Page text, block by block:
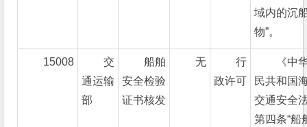
域内的沉
物”。
15008
交
通运输
部
船舶
安全检验
证书核发
无
行
政许可
《中
民共和国
交通安全
第四条“船